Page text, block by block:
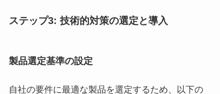
ステップ3: 技術的対策の選定と導入
製品選定基準の設定
自社の要件に最適な製品を選定するため、以下の